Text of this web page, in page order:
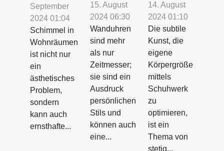
September
2024 01:04
Schimmel in
Wohnräumen
ist nicht nur
ein
ästhetisches
Problem,
sondern
kann auch
ernsthafte...
15. August
2024 06:30
Wanduhren
sind mehr
als nur
Zeitmesser;
sie sind ein
Ausdruck
persönlichen
Stils und
können auch
eine...
14. August
2024 01:10
Die subtile
Kunst, die
eigene
Körpergröße
mittels
Schuhwerk
zu
optimieren,
ist ein
Thema von
stetig...